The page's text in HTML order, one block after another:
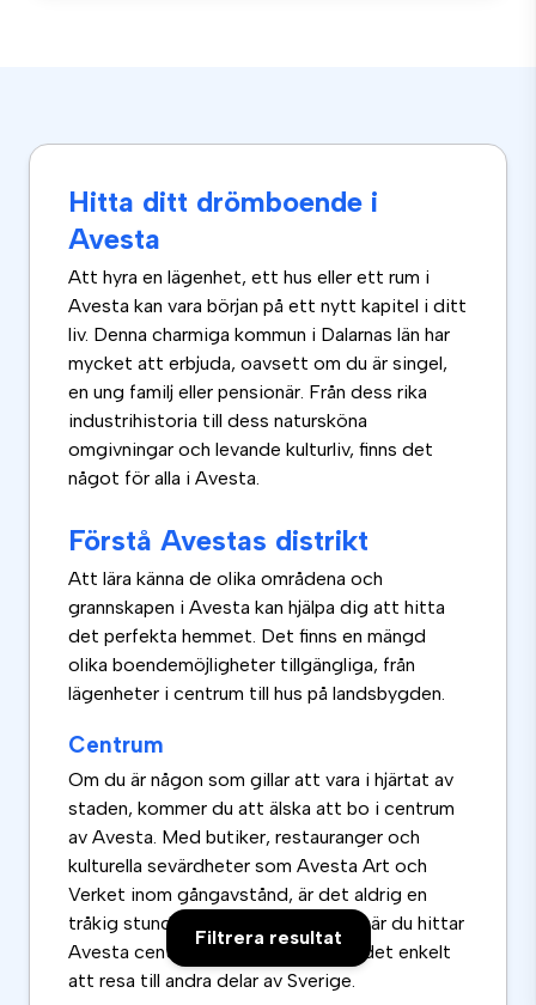
Filtrera resultat
Hitta ditt drömboende i
Avesta
Att hyra en lägenhet, ett hus eller ett rum i
Avesta kan vara början på ett nytt kapitel i ditt
liv. Denna charmiga kommun i Dalarnas län har
mycket att erbjuda, oavsett om du är singel,
en ung familj eller pensionär. Från dess rika
industrihistoria till dess natursköna
omgivningar och levande kulturliv, finns det
något för alla i Avesta.
Förstå Avestas distrikt
Att lära känna de olika områdena och
grannskapen i Avesta kan hjälpa dig att hitta
det perfekta hemmet. Det finns en mängd
olika boendemöjligheter tillgängliga, från
lägenheter i centrum till hus på landsbygden.
Centrum
Om du är någon som gillar att vara i hjärtat av
staden, kommer du att älska att bo i centrum
av Avesta. Med butiker, restauranger och
kulturella sevärdheter som Avesta Art och
Verket inom gångavstånd, är det aldrig en
tråkig stund här. Dessutom är det här du hittar
Avesta centrumstation, vilket gör det enkelt
att resa till andra delar av Sverige.